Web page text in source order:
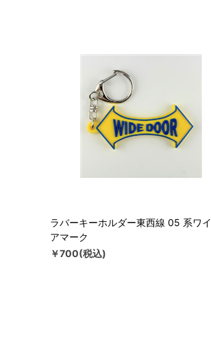
ラバーキーホルダー東西線 05 系ワ
アマーク
￥700(税込)